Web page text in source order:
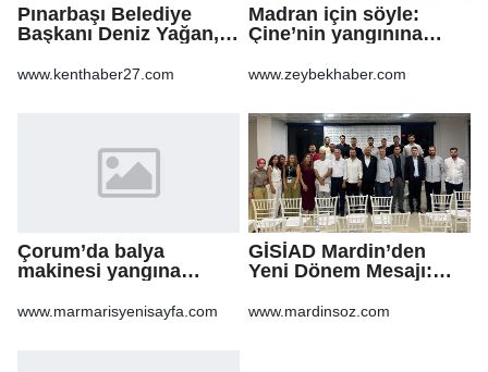
Pınarbaşı Belediye
Başkanı Deniz Yağan,
www.kenthaber27.com
Madran için söyle:
Çine’nin yangınına
www.zeybekhaber.com
Çorum’da balya
makinesi yangına
anız küle döndü
www.marmarisyenisayfa.com
GİSİAD Mardin’den
Yeni Dönem Mesajı:
Daha Çok Üretim
www.mardinsoz.com